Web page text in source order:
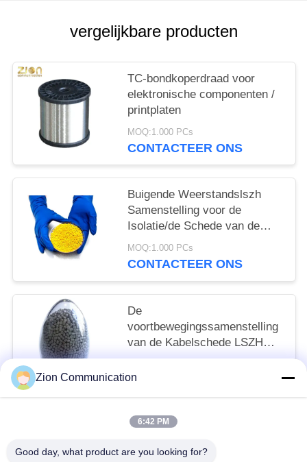
vergelijkbare producten
TC-bondkoperdraad voor
elektronische componenten /
printplaten
MOQ:1.000 PCs
CONTACTEER ONS
Buigende Weerstandslszh
Samenstelling voor de
Isolatie/de Schede van de
Motordraad
MOQ:1.000 PCs
CONTACTEER ONS
De
voortbewegingssamenstelling
van de Kabelschede LSZH
voor Metro en Hoge
snelheidsspoorweg
CONTACTEER ONS
Zion Communication
6:42 PM
Good day, what product are you looking for?